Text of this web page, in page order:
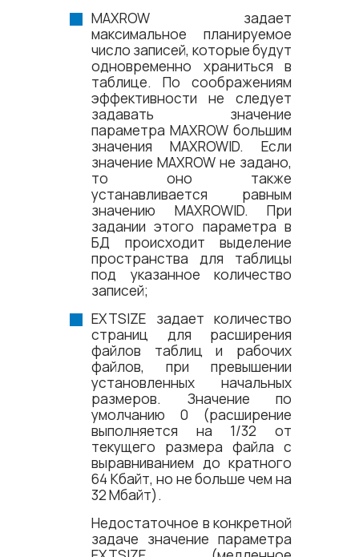
MAXROW задает
максимальное планируемое
число записей, которые будут
одновременно храниться в
таблице. По соображениям
эффективности не следует
задавать значение
параметра MAXROW большим
значения MAXROWID. Если
значение MAXROW не задано,
то оно также
устанавливается равным
значению MAXROWID. При
задании этого параметра в
БД происходит выделение
пространства для таблицы
под указанное количество
записей;
EXTSIZE задает количество
страниц для расширения
файлов таблиц и рабочих
файлов, при превышении
установленных начальных
размеров. Значение по
умолчанию 0 (расширение
выполняется на 1/32 от
текущего размера файла с
выравниванием до кратного
64 Кбайт, но не больше чем на
32 Мбайт).
Недостаточное в конкретной
задаче значение параметра